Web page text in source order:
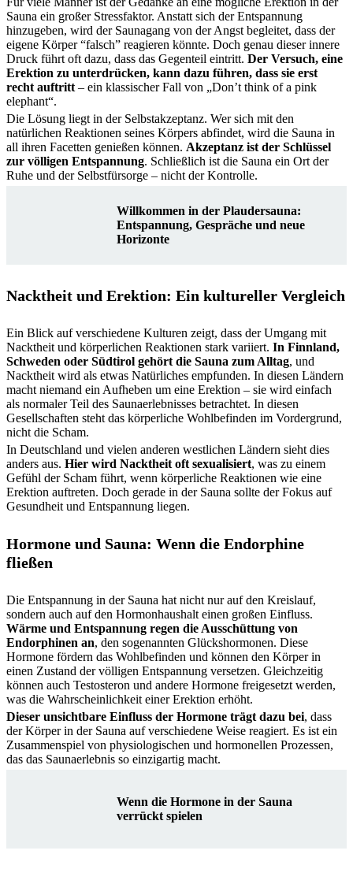
Sauna ein großer Stressfaktor. Anstatt sich der Entspannung
hinzugeben, wird der Saunagang von der Angst begleitet, dass der
eigene Körper “falsch” reagieren könnte. Doch genau dieser innere
Druck führt oft dazu, dass das Gegenteil eintritt. Der Versuch, eine
Erektion zu unterdrücken, kann dazu führen, dass sie erst
recht auftritt – ein klassischer Fall von „Don’t think of a pink
elephant“.
Die Lösung liegt in der Selbstakzeptanz. Wer sich mit den
natürlichen Reaktionen seines Körpers abfindet, wird die Sauna in
all ihren Facetten genießen können. Akzeptanz ist der Schlüssel
zur völligen Entspannung. Schließlich ist die Sauna ein Ort der
Ruhe und der Selbstfürsorge – nicht der Kontrolle.
Willkommen in der Plaudersauna:
Entspannung, Gespräche und neue
Horizonte
Nacktheit und Erektion: Ein kultureller Vergleich
Ein Blick auf verschiedene Kulturen zeigt, dass der Umgang mit
Nacktheit und körperlichen Reaktionen stark variiert. In Finnland,
Schweden oder Südtirol gehört die Sauna zum Alltag, und
Nacktheit wird als etwas Natürliches empfunden. In diesen Ländern
macht niemand ein Aufheben um eine Erektion – sie wird einfach
als normaler Teil des Saunaerlebnisses betrachtet. In diesen
Gesellschaften steht das körperliche Wohlbefinden im Vordergrund,
nicht die Scham.
In Deutschland und vielen anderen westlichen Ländern sieht dies
anders aus. Hier wird Nacktheit oft sexualisiert, was zu einem
Gefühl der Scham führt, wenn körperliche Reaktionen wie eine
Erektion auftreten. Doch gerade in der Sauna sollte der Fokus auf
Gesundheit und Entspannung liegen.
Hormone und Sauna: Wenn die Endorphine
fließen
Die Entspannung in der Sauna hat nicht nur auf den Kreislauf,
sondern auch auf den Hormonhaushalt einen großen Einfluss.
Wärme und Entspannung regen die Ausschüttung von
Endorphinen an, den sogenannten Glückshormonen. Diese
Hormone fördern das Wohlbefinden und können den Körper in
einen Zustand der völligen Entspannung versetzen. Gleichzeitig
können auch Testosteron und andere Hormone freigesetzt werden,
was die Wahrscheinlichkeit einer Erektion erhöht.
Dieser unsichtbare Einfluss der Hormone trägt dazu bei, dass
der Körper in der Sauna auf verschiedene Weise reagiert. Es ist ein
Zusammenspiel von physiologischen und hormonellen Prozessen,
das das Saunaerlebnis so einzigartig macht.
Wenn die Hormone in der Sauna
verrückt spielen